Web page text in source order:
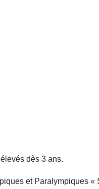
dès 3 ans.
et Paralympiques